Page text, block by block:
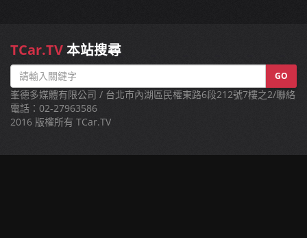
TCar.TV本站搜尋
GO
峯德多媒體有限公司 / 台北市內湖區民權東路6段212號7樓之2/聯絡
電話：02-27963586
2016 版權所有 TCar.TV